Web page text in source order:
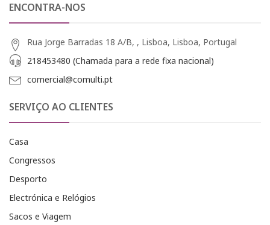
ENCONTRA-NOS
Rua Jorge Barradas 18 A/B, , Lisboa, Lisboa, Portugal
218453480 (Chamada para a rede fixa nacional)
comercial@comulti.pt
SERVIÇO AO CLIENTES
Casa
Congressos
Desporto
Electrónica e Relógios
Sacos e Viagem